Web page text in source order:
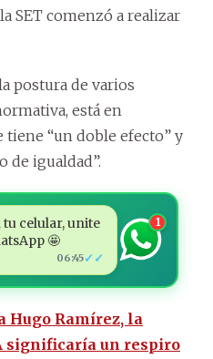
SET comenzó a realizar
postura de varios
está en
tiene “un doble efecto” y
de igualdad”.
tu celular, unite
🤩
06:45✓✓
1
Hugo Ramírez, la
significaría un respiro